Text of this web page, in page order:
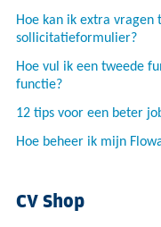
Hoe kan ik extra vragen
sollicitatieformulier?
Hoe vul ik een tweede
functie?
12 tips voor een beter
Hoe beheer ik mijn
CV Shop